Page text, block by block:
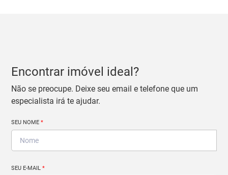
Encontrar imóvel ideal?
Não se preocupe. Deixe seu email e telefone que um
especialista irá te ajudar.
SEU NOME*
SEU E-MAIL*